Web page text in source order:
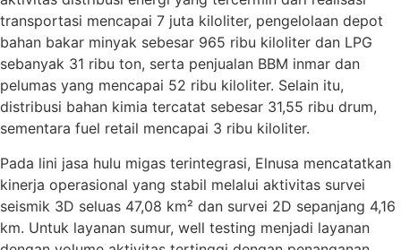
transportasi mencapai 7 juta kiloliter, pengelolaan depot
bahan bakar minyak sebesar 965 ribu kiloliter dan LPG
sebanyak 31 ribu ton, serta penjualan BBM inmar dan
pelumas yang mencapai 52 ribu kiloliter. Selain itu,
distribusi bahan kimia tercatat sebesar 31,55 ribu drum,
sementara fuel retail mencapai 3 ribu kiloliter.
Pada lini jasa hulu migas terintegrasi, Elnusa mencatatkan
kinerja operasional yang stabil melalui aktivitas survei
seismik 3D seluas 47,08 km² dan survei 2D sepanjang 4,16
km. Untuk layanan sumur, well testing menjadi layanan